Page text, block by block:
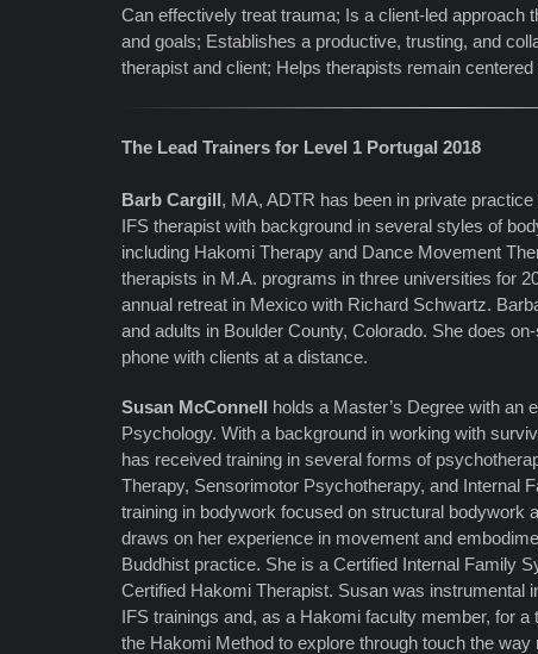
Can effectively treat trauma; Is a client-led approach
and goals; Establishes a productive, trusting, and
therapist and client; Helps therapists remain centered
The Lead Trainers for Level 1 Portugal 2018
Barb Cargill, MA, ADTR has been in private
IFS therapist with background in several styles of
including Hakomi Therapy and Dance Movement
therapists in M.A. programs in three universities for
annual retreat in Mexico with Richard Schwartz.
and adults in Boulder County, Colorado. She does
phone with clients at a distance.
Susan McConnell holds a Master’s Degree with an
Psychology. With a background in working with
has received training in several forms of
Therapy, Sensorimotor Psychotherapy, and Internal
training in bodywork focused on structural bodywork
draws on her experience in movement and
Buddhist practice. She is a Certified Internal Family
Certified Hakomi Therapist. Susan was instrumental
IFS trainings and, as a Hakomi faculty member, for
the Hakomi Method to explore through touch the way